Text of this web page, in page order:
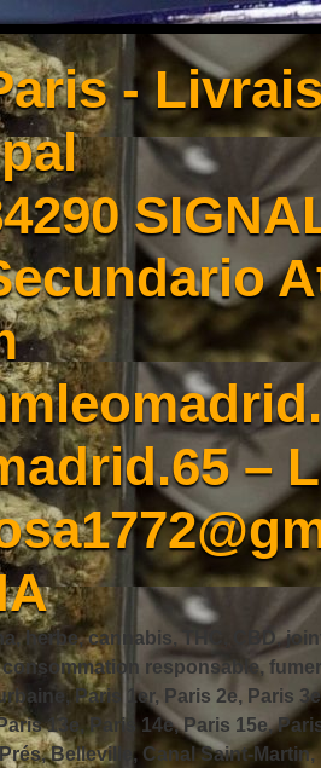
-
–
herbe, cannabis, THC, CBD,
responsable,
Paris 1er, Paris 2e, Paris
13e, Paris 14e, Paris 15e,
Belleville, Canal Saint-